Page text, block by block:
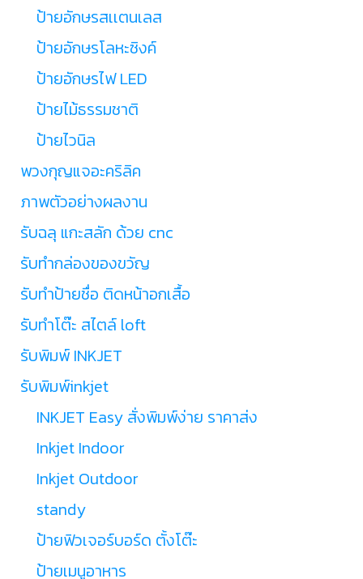
ป้ายอักษรสเเตนเลส
ป้ายอักษรโลหะซิงค์
ป้ายอักษรไฟ LED
ป้ายไม้ธรรมชาติ
ป้ายไวนิล
พวงกุญแจอะคริลิค
ภาพตัวอย่างผลงาน
รับฉลุ แกะสลัก ด้วย cnc
รับทำกล่องของขวัญ
รับทำป้ายชื่อ ติดหน้าอกเสื้อ
รับทำโต๊ะ สไตล์ loft
รับพิมพ์ INKJET
รับพิมพ์inkjet
INKJET Easy สั่งพิมพ์ง่าย ราคาส่ง
Inkjet Indoor
Inkjet Outdoor
standy
ป้ายฟิวเจอร์บอร์ด ตั้งโต๊ะ
ป้ายเมนูอาหาร